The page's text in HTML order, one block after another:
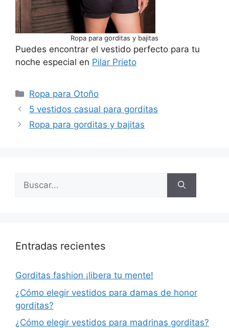
Ropa para gorditas y bajitas
Puedes encontrar el vestido perfecto para tu
noche especial en Pilar Prieto
Categorías
Ropa para Otoño
5 vestidos casual para gorditas
Ropa para gorditas y bajitas
Buscar:
Entradas recientes
Gorditas fashion ¡libera tu mente!
¿Cómo elegir vestidos para damas de honor
gorditas?
¿Cómo elegir vestidos para madrinas gorditas?